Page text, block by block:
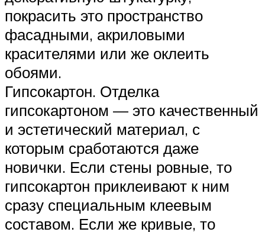
покрасить это пространство
фасадными, акриловыми
красителями или же оклеить
обоями.
Гипсокартон. Отделка
гипсокартоном — это качественный
и эстетический материал, с
которым сработаются даже
новички. Если стены ровные, то
гипсокартон приклеивают к ним
сразу специальным клеевым
составом. Если же кривые, то